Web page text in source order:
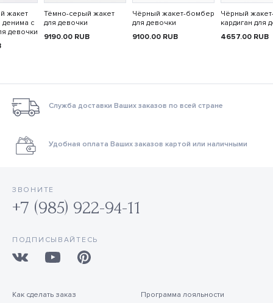
жакет
денима с
девочки
Тёмно-серый жакет
для девочки
9190.00 RUB
Чёрный жакет-бомбер
для девочки
9100.00 RUB
Чёрный
кардиган для
4657.00 RUB
Служба доставки Ваших заказов по всей стране
Удобная оплата Ваших заказов картой или наличными
ЗВОНИТЕ
+7 (985) 922-94-11
ПОДПИСЫВАЙТЕСЬ
Как сделать заказ
Программа лояльности